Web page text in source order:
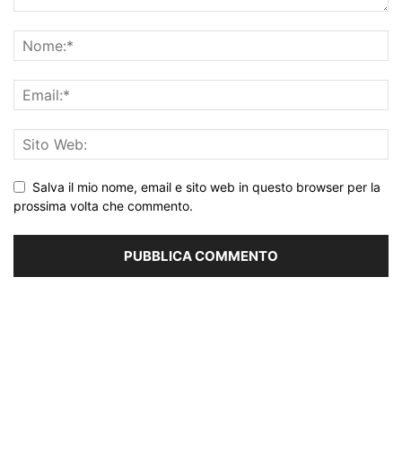
Salva il mio nome, email e sito web in questo browser per la
prossima volta che commento.